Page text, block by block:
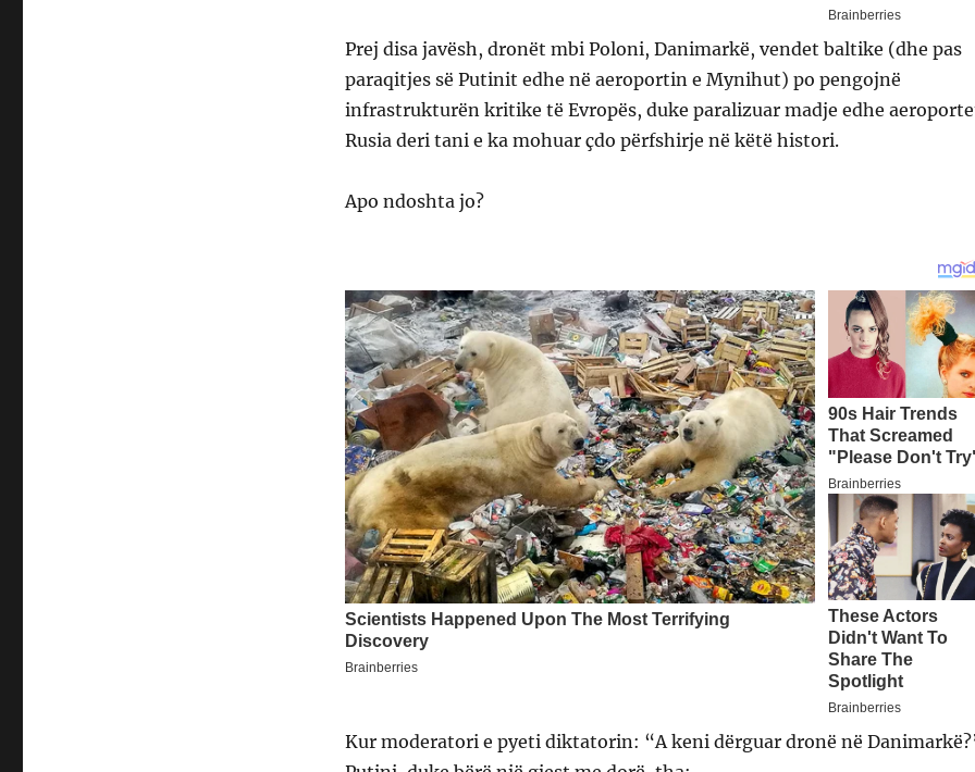
Prej disa javësh, dronët mbi Poloni, Danimarkë, vendet baltike (dhe pas
paraqitjes së Putinit edhe në aeroportin e Mynihut) po pengojnë
infrastrukturën kritike të Evropës, duke paralizuar madje edhe
Rusia deri tani e ka mohuar çdo përfshirje në këtë histori.
Apo ndoshta jo?
Kur moderatori e pyeti diktatorin: “A keni dërguar dronë në